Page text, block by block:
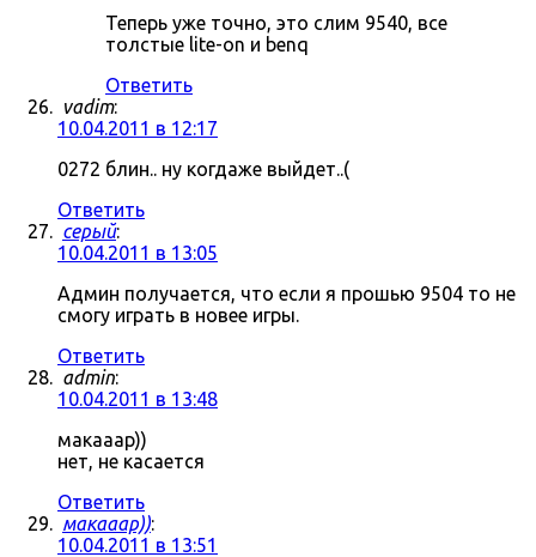
Теперь уже точно, это слим 9540, все
толстые lite-on и benq
Ответить
vadim:
10.04.2011 в 12:17
0272 блин.. ну когдаже выйдет..(
Ответить
серый:
10.04.2011 в 13:05
Админ получается, что если я прошью 9504 то не
смогу играть в новее игры.
Ответить
admin:
10.04.2011 в 13:48
макааар))
нет, не касается
Ответить
макааар)):
10.04.2011 в 13:51